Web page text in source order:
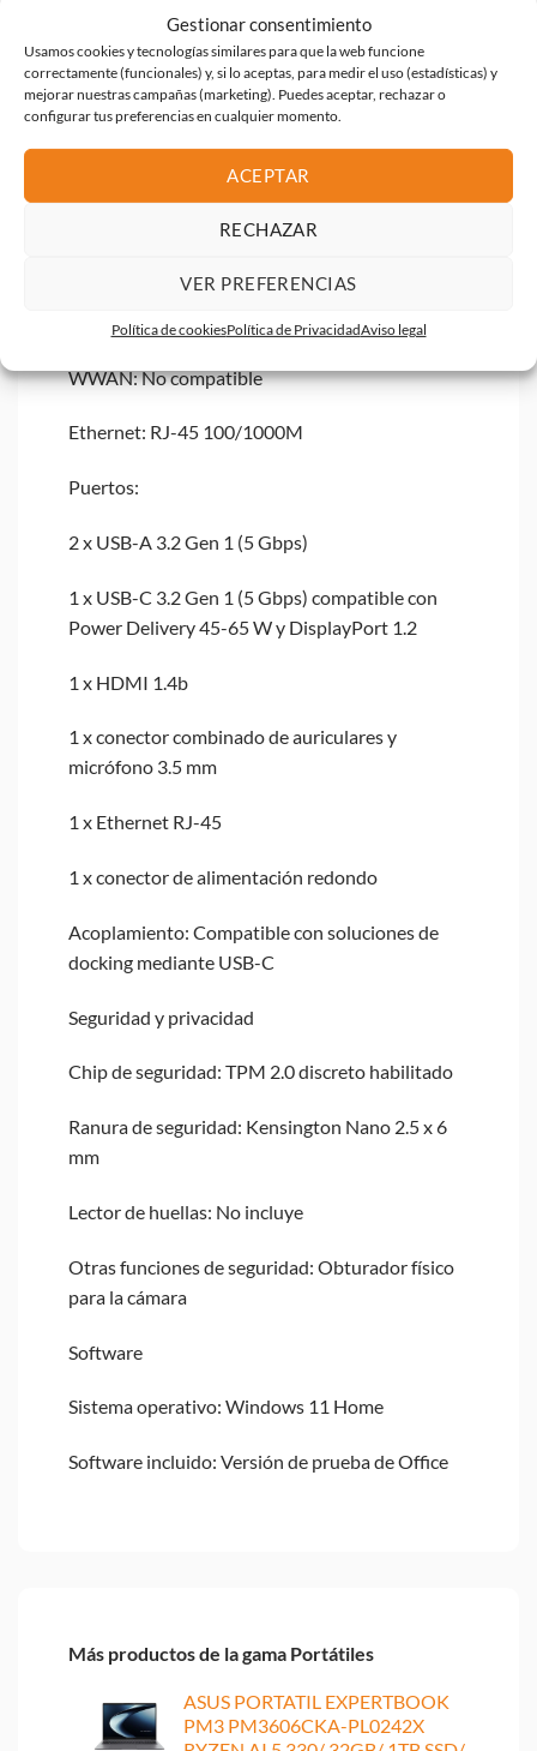
Gestionar consentimiento
Usamos cookies y tecnologías similares para que la web funcione
correctamente (funcionales) y, si lo aceptas, para medir el uso (estadísticas) y
mejorar nuestras campañas (marketing). Puedes aceptar, rechazar o
configurar tus preferencias en cualquier momento.
ACEPTAR
RECHAZAR
VER PREFERENCIAS
Política de cookiesPolítica de PrivacidadAviso legal
Micrófonos: Doble micrófono en matriz
Chip de audio: Audio de alta definición con
códec Senary SN6147
Bluetooth: 5.2
WWAN: No compatible
Ethernet: RJ-45 100/1000M
Puertos:
2 x USB-A 3.2 Gen 1 (5 Gbps)
1 x USB-C 3.2 Gen 1 (5 Gbps) compatible con
Power Delivery 45-65 W y DisplayPort 1.2
1 x HDMI 1.4b
1 x conector combinado de auriculares y
micrófono 3.5 mm
1 x Ethernet RJ-45
1 x conector de alimentación redondo
Acoplamiento: Compatible con soluciones de
docking mediante USB-C
Seguridad y privacidad
Chip de seguridad: TPM 2.0 discreto habilitado
Ranura de seguridad: Kensington Nano 2.5 x 6
mm
Lector de huellas: No incluye
Otras funciones de seguridad: Obturador físico
para la cámara
Software
Sistema operativo: Windows 11 Home
Software incluido: Versión de prueba de Office
Más productos de la gama Portátiles
ASUS PORTATIL EXPERTBOOK
PM3 PM3606CKA-PL0242X